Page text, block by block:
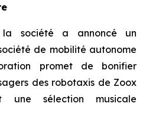
société a annoncé un
de mobilité autonome
promet de bonifier
des robotaxis de Zoox
une sélection musicale